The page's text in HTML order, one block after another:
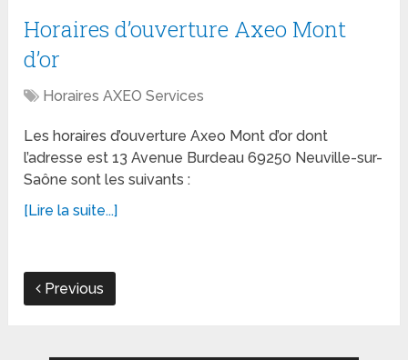
Horaires d’ouverture Axeo Mont
d’or
Horaires AXEO Services
Les horaires d’ouverture Axeo Mont d’or dont
l’adresse est 13 Avenue Burdeau 69250 Neuville-sur-
Saône sont les suivants :
[Lire la suite...]
Previous